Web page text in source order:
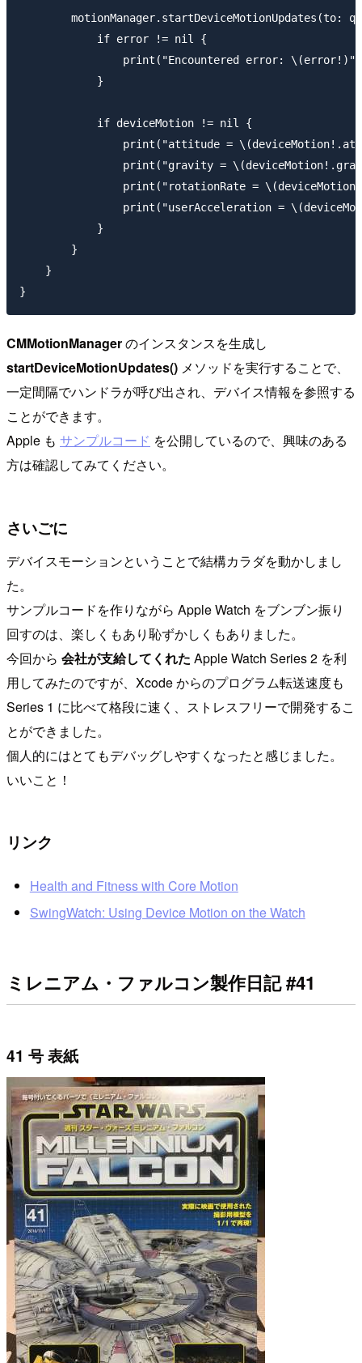
motionManager.startDeviceMotionUpdates(to:
            if error != nil {
                print("Encountered error: \(error!)")
            }
            if deviceMotion != nil {
print("attitude =
print("gravity =
print("rotationRate =
print("userAcceleration =
            }
        }
    }
CMMotionManagerのインスタンスを生成し
startDeviceMotionUpdates() メソッドを実行することで、
一定間隔でハンドラが呼び出され、デバイス情報を参照する
ことができます。
Apple も サンプルコード を公開しているので、興味のある
方は確認してみてください。
さいごに
デバイスモーションということで結構カラダを動かしまし
た。
サンプルコードを作りながら Apple Watch をブンブン振り
回すのは、楽しくもあり恥ずかしくもありました。
今回から 会社が支給してくれた Apple Watch Series 2 を利
用してみたのですが、Xcode からのプログラム転送速度も
Series 1 に比べて格段に速く、ストレスフリーで開発するこ
とができました。
個人的にはとてもデバッグしやすくなったと感じました。
いいこと！
リンク
Health and Fitness with Core Motion
SwingWatch: Using Device Motion on the Watch
ミレニアム・ファルコン製作日記 #41
41 号 表紙